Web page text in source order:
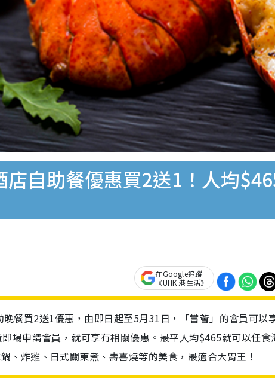
店自助餐優惠買2送1！人均
在Google追蹤
《UHK 港生活》
餐買2送1優惠，由即日起至5月31日，「嘗薈」的會員可以
場申請會員，就可享有相關優惠。最平人均$465就可以任食
、炸雞、日式關東煮、壽喜燒等的美食，最適合大胃王！